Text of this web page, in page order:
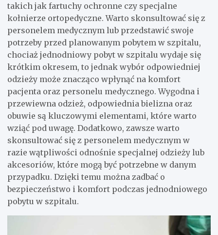
takich jak fartuchy ochronne czy specjalne
kołnierze ortopedyczne. Warto skonsultować się z
personelem medycznym lub przedstawić swoje
potrzeby przed planowanym pobytem w szpitalu,
chociaż jednodniowy pobyt w szpitalu wydaje się
krótkim okresem, to jednak wybór odpowiedniej
odzieży może znacząco wpłynąć na komfort
pacjenta oraz personelu medycznego. Wygodna i
przewiewna odzież, odpowiednia bielizna oraz
obuwie są kluczowymi elementami, które warto
wziąć pod uwagę. Dodatkowo, zawsze warto
skonsultować się z personelem medycznym w
razie wątpliwości odnośnie specjalnej odzieży lub
akcesoriów, które mogą być potrzebne w danym
przypadku. Dzięki temu można zadbać o
bezpieczeństwo i komfort podczas jednodniowego
pobytu w szpitalu.